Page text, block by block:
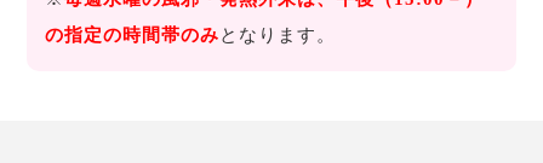
の指定の時間帯のみとなります。